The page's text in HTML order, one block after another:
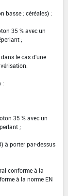
basse : céréales) :
35 % avec un
;
le cas d'une
:
35 % avec un
;
à porter par-dessus
conforme à la
à la norme EN